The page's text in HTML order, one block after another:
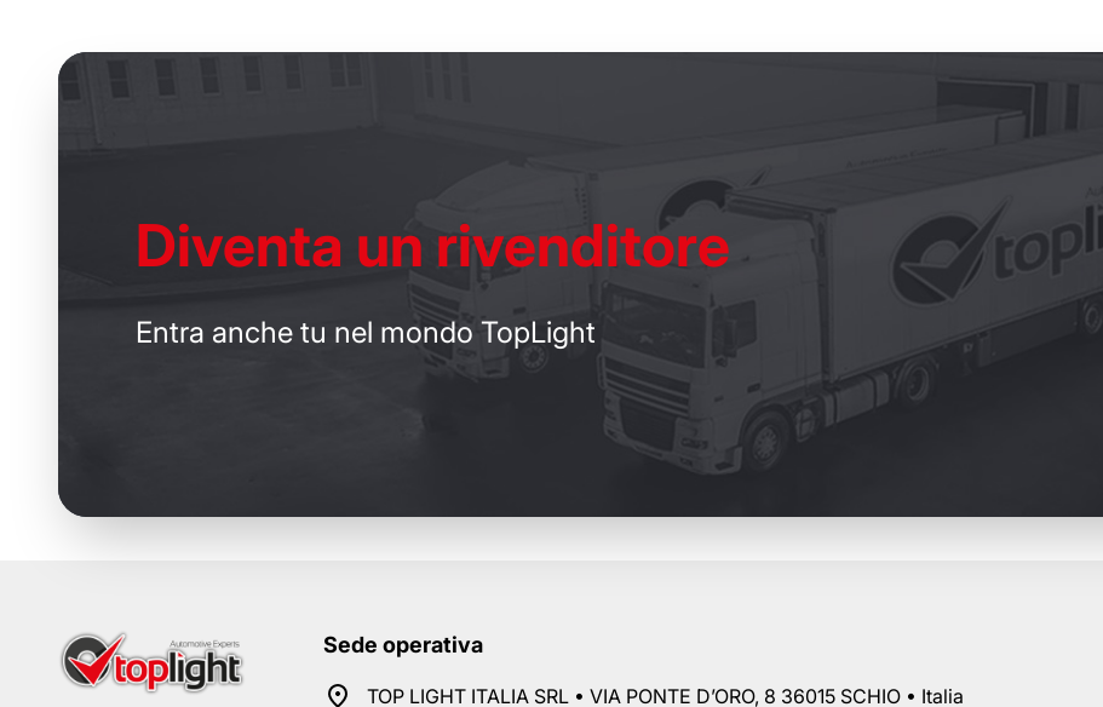
Diventa un rivenditore
Entra anche tu nel mondo TopLight
Sede operativa
TOP LIGHT ITALIA SRL • VIA PONTE D’ORO, 8 36015 SCHIO • Italia